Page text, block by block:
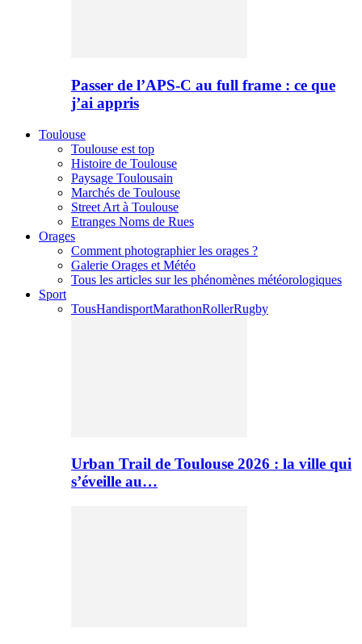
Passer de l’APS-C au full frame : ce que
j’ai appris
Toulouse
Toulouse est top
Histoire de Toulouse
Paysage Toulousain
Marchés de Toulouse
Street Art à Toulouse
Etranges Noms de Rues
Orages
Comment photographier les orages ?
Galerie Orages et Météo
Tous les articles sur les phénomènes météorologiques
Sport
TousHandisportMarathonRollerRugby
Urban Trail de Toulouse 2026 : la ville qui
s’éveille au…